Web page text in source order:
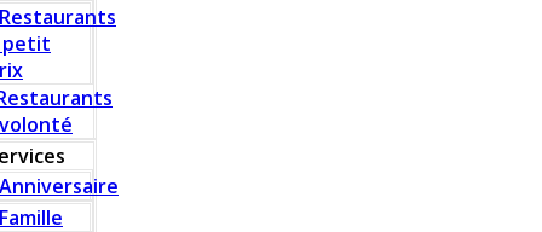
Restaurants
petit
Anniversaire
Famille